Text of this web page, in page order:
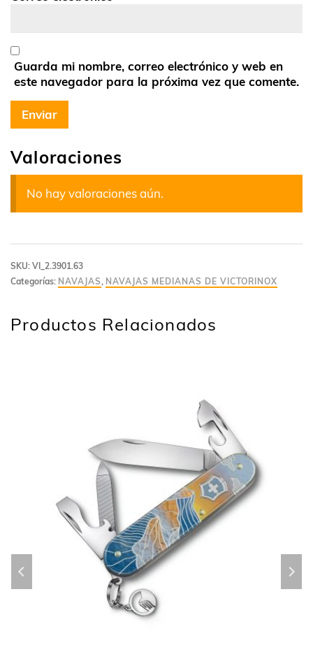
Valoraciones
No hay valoraciones aún.
Guarda mi nombre, correo electrónico y web en
este navegador para la próxima vez que comente.
SKU: VI_2.3901.63
Categorías: NAVAJAS, NAVAJAS MEDIANAS DE VICTORINOX
Productos Relacionados